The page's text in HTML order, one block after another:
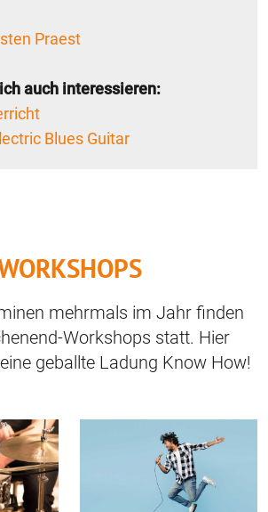
Praest
auch interessieren:
Blues Guitar
mehrmals im Jahr finden
Workshops statt. Hier
geballte Ladung Know How!